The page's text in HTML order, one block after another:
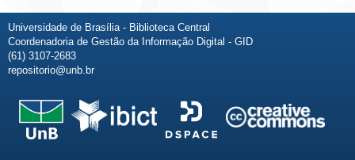
Universidade de Brasília - Biblioteca Central
Coordenadoria de Gestão da Informação Digital - GID
(61) 3107-2683
repositorio@unb.br